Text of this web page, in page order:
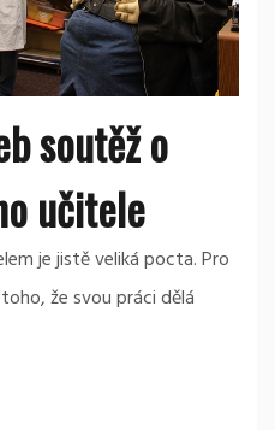
soutěž o
učitele
je jistě veliká pocta. Pro
že svou práci dělá